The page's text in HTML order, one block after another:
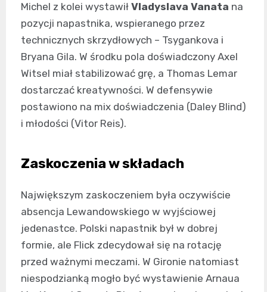
Michel z kolei wystawił Vladyslava Vanata na
pozycji napastnika, wspieranego przez
technicznych skrzydłowych – Tsygankova i
Bryana Gila. W środku pola doświadczony Axel
Witsel miał stabilizować grę, a Thomas Lemar
dostarczać kreatywności. W defensywie
postawiono na mix doświadczenia (Daley Blind)
i młodości (Vitor Reis).
Zaskoczenia w składach
Największym zaskoczeniem była oczywiście
absencja Lewandowskiego w wyjściowej
jedenastce. Polski napastnik był w dobrej
formie, ale Flick zdecydował się na rotację
przed ważnymi meczami. W Gironie natomiast
niespodzianką mogło być wystawienie Arnaua